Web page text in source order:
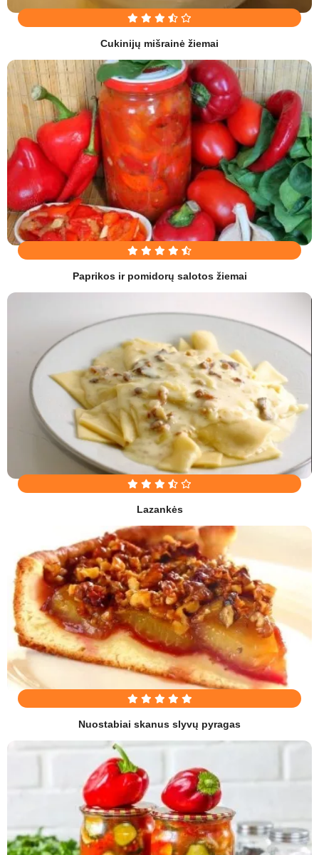
Cukinijų mišrainė žiemai
Paprikos ir pomidorų salotos žiemai
Lazankės
Nuostabiai skanus slyvų pyragas